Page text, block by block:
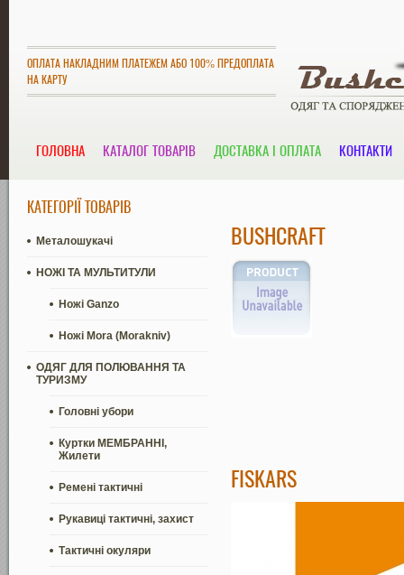
ОПЛАТА НАКЛАДНИМ ПЛАТЕЖЕМ АБО 100% ПРЕДОПЛАТА
НА КАРТУ
ГОЛОВНА КАТАЛОГ ТОВАРІВ ДОСТАВКА І ОПЛАТА КОНТАКТИ
КАТЕГОРІЇ ТОВАРІВ
Металошукачі
НОЖІ ТА МУЛЬТИТУЛИ
Ножі Ganzo
Ножі Mora (Morakniv)
ОДЯГ ДЛЯ ПОЛЮВАННЯ ТА
ТУРИЗМУ
Головні убори
Куртки МЕМБРАННІ,
Жилети
Ремені тактичні
Рукавиці тактичні, захист
Тактичні окуляри
BUSHCRAFT
FISKARS